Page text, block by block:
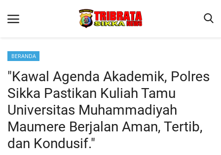
Beranda
Terms & Conditions
Reskrim
Binkam
Lantas
BERANDA
"Kawal Agenda Akademik, Polres
Sikka Pastikan Kuliah Tamu
Universitas Muhammadiyah
Maumere Berjalan Aman, Tertib,
dan Kondusif."